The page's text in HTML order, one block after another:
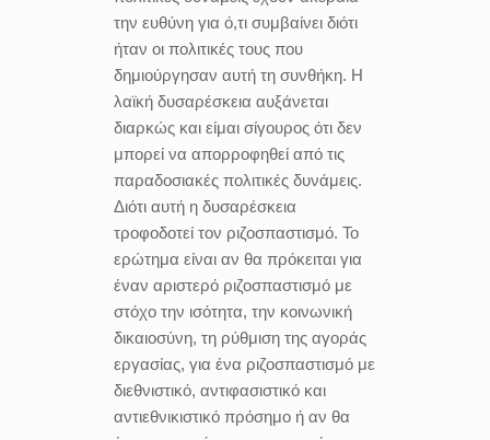
την ευθύνη για ό,τι συμβαίνει διότι
ήταν οι πολιτικές τους που
δημιούργησαν αυτή τη συνθήκη. Η
λαϊκή δυσαρέσκεια αυξάνεται
διαρκώς και είμαι σίγουρος ότι δεν
μπορεί να απορροφηθεί από τις
παραδοσιακές πολιτικές δυνάμεις.
Διότι αυτή η δυσαρέσκεια
τροφοδοτεί τον ριζοσπαστισμό. Το
ερώτημα είναι αν θα πρόκειται για
έναν αριστερό ριζοσπαστισμό με
στόχο την ισότητα, την κοινωνική
δικαιοσύνη, τη ρύθμιση της αγοράς
εργασίας, για ένα ριζοσπαστισμό με
διεθνιστικό, αντιφασιστικό και
αντιεθνικιστικό πρόσημο ή αν θα